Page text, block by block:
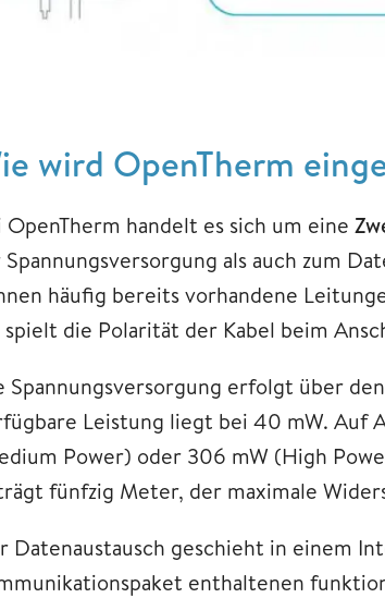
wird OpenTherm
OpenTherm handelt es sich um eine
Spannungsversorgung als auch zum
häufig bereits vorhandene
spielt die Polarität der Kabel beim
Spannungsversorgung erfolgt über
Leistung liegt bei 40 mW. Auf
Power) oder 306 mW (High
fünfzig Meter, der maximale
Datenaustausch geschieht in einem
enthaltenen